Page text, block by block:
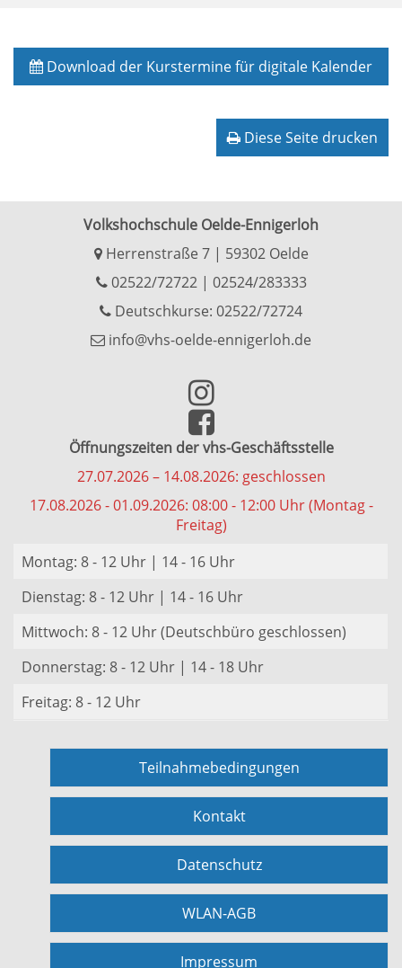
Download der Kurstermine für digitale Kalender
Diese Seite drucken
Volkshochschule Oelde-Ennigerloh
Herrenstraße 7 | 59302 Oelde
02522/72722| 02524/283333
Deutschkurse: 02522/72724
info@vhs-oelde-ennigerloh.de
Öffnungszeiten der vhs-Geschäftsstelle
27.07.2026 – 14.08.2026: geschlossen
17.08.2026 - 01.09.2026: 08:00 - 12:00 Uhr (Montag -
Freitag)
Montag: 8 - 12 Uhr | 14 - 16 Uhr
Dienstag: 8 - 12 Uhr | 14 - 16 Uhr
Mittwoch: 8 - 12 Uhr (Deutschbüro geschlossen)
Donnerstag: 8 - 12 Uhr | 14 - 18 Uhr
Freitag: 8 - 12 Uhr
Teilnahmebedingungen
Kontakt
Datenschutz
WLAN-AGB
Impressum